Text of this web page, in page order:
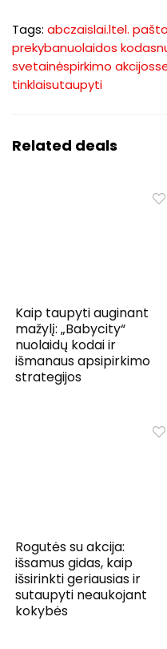
Tags: abczaislai.ltel.
prekybanuolaidos kodas
svetainėspirkimo akcijos
tinklaisutaupyti
Related deals
Kaip taupyti auginant
mažylį: „Babycity“
nuolaidų kodai ir
išmanaus apsipirkimo
strategijos
Rogutės su akcija:
išsamus gidas, kaip
išsirinkti geriausias ir
sutaupyti neaukojant
kokybės